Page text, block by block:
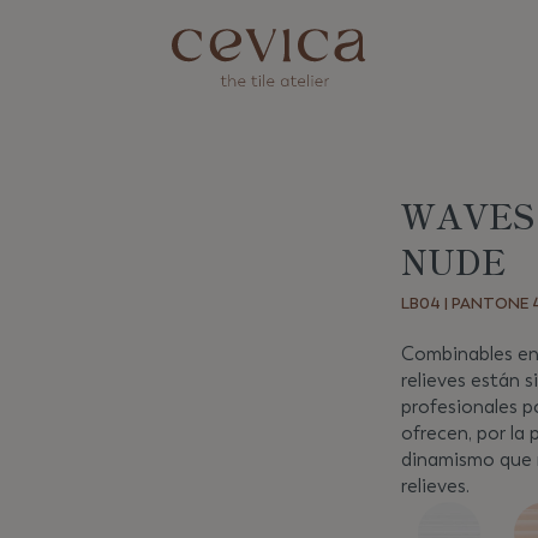
WAVES
NUDE
LB04 | PANTONE
Combinables
relieves están
profesionales
ofrecen, por la
dinamismo
relieves.